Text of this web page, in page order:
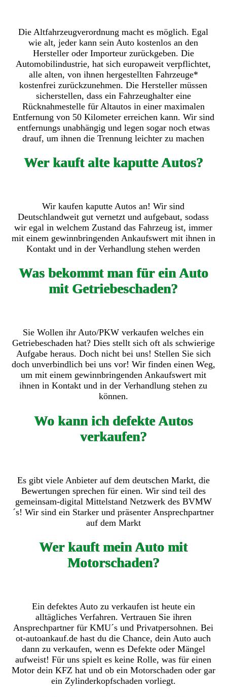
Die Altfahrzeugverordnung macht es möglich. Egal
wie alt, jeder kann sein Auto kostenlos an den
Hersteller oder Importeur zurückgeben. Die
Automobilindustrie, hat sich europaweit verpflichtet,
alle alten, von ihnen hergestellten Fahrzeuge*
kostenfrei zurückzunehmen. Die Hersteller müssen
sicherstellen, dass ein Fahrzeughalter eine
Rücknahmestelle für Altautos in einer maximalen
Entfernung von 50 Kilometer erreichen kann. Wir sind
entfernungs unabhängig und legen sogar noch etwas
drauf, um ihnen die Trennung leichter zu machen
Wer kauft alte kaputte Autos?
Wir kaufen kaputte Autos an! Wir sind
Deutschlandweit gut vernetzt und aufgebaut, sodass
wir egal in welchem Zustand das Fahrzeug ist, immer
mit einem gewinnbringenden Ankaufswert mit ihnen in
Kontakt und in der Verhandlung stehen werden
Was bekommt man für ein Auto
mit Getriebeschaden?
Sie Wollen ihr Auto/PKW verkaufen welches ein
Getriebeschaden hat? Dies stellt sich oft als schwierige
Aufgabe heraus. Doch nicht bei uns! Stellen Sie sich
doch unverbindlich bei uns vor! Wir finden einen Weg,
um mit einem gewinnbringenden Ankaufswert mit
ihnen in Kontakt und in der Verhandlung stehen zu
können.
Wo kann ich defekte Autos
verkaufen?
Es gibt viele Anbieter auf dem deutschen Markt, die
Bewertungen sprechen für einen. Wir sind teil des
gemeinsam-digital Mittelstand Netzwerk des BVMW
´s! Wir sind ein Starker und präsenter Ansprechpartner
auf dem Markt
Wer kauft mein Auto mit
Motorschaden?
Ein defektes Auto zu verkaufen ist heute ein
alltägliches Verfahren. Vertrauen Sie ihren
Ansprechpartner für KMU´s und Privatpersohnen. Bei
ot-autoankauf.de hast du die Chance, dein Auto auch
dann zu verkaufen, wenn es Defekte oder Mängel
aufweist! Für uns spielt es keine Rolle, was für einen
Motor dein KFZ hat und ob ein Motorschaden oder gar
ein Zylinderkopfschaden vorliegt.